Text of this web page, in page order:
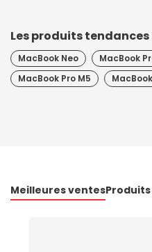
Les produits tendances
MacBook Neo MacBook
MacBook Pro M5
Meilleures ventes